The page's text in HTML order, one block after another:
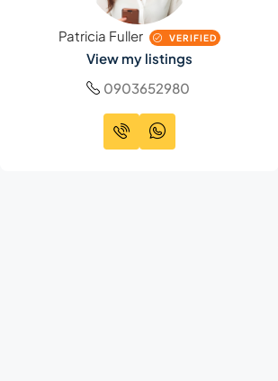
Patricia Fuller VERIFIED
View my listings
0903652980